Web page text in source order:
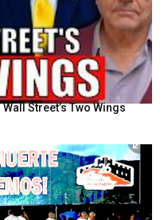
Street’s Two Wings